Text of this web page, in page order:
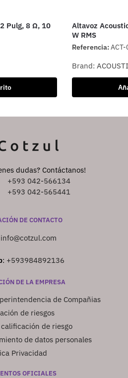
Pulg, 8 Ω, 10
Altavoz
W RMS
Referencia:
Brand:
dudas? Contáctanos!
+593 042-566134
+593 042-565441
DE CONTACTO
info@cotzul.com
: +593984892136
DE LA EMPRESA
de Compañias
de riesgos
de riesgo
de datos personales
Privacidad
OFICIALES